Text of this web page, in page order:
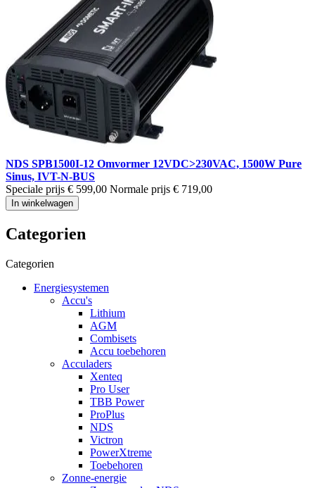
NDS SPB1500I-12 Omvormer 12VDC>230VAC, 1500W Pure
Sinus, IVT-N-BUS
Speciale prijs € 599,00 Normale prijs € 719,00
In winkelwagen
Categorien
Categorien
Energiesystemen
Accu's
Lithium
AGM
Combisets
Accu toebehoren
Acculaders
Xenteq
Pro User
TBB Power
ProPlus
NDS
Victron
PowerXtreme
Toebehoren
Zonne-energie